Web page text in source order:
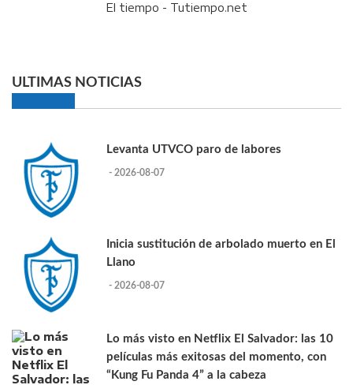
El tiempo - Tutiempo.net
ULTIMAS NOTICIAS
Levanta UTVCO paro de labores
- 2026-08-07
Inicia sustitución de arbolado muerto en El
Llano
- 2026-08-07
Lo más visto en Netflix El Salvador: las 10
películas más exitosas del momento, con
“Kung Fu Panda 4” a la cabeza